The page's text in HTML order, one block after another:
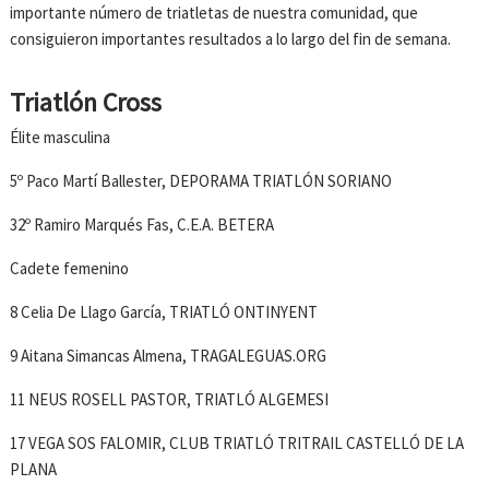
importante número de triatletas de nuestra comunidad, que
consiguieron importantes resultados a lo largo del fin de semana.
Triatlón Cross
Élite masculina
5º Paco Martí Ballester, DEPORAMA TRIATLÓN SORIANO
32º Ramiro Marqués Fas, C.E.A. BETERA
Cadete femenino
8 Celia De Llago García, TRIATLÓ ONTINYENT
9 Aitana Simancas Almena, TRAGALEGUAS.ORG
11 NEUS ROSELL PASTOR, TRIATLÓ ALGEMESI
17 VEGA SOS FALOMIR, CLUB TRIATLÓ TRITRAIL CASTELLÓ DE LA
PLANA